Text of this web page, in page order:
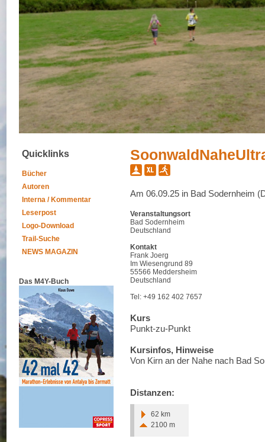
Quicklinks
Bücher
Autoren
Interna / Kommentar
Leserpost
Logo-Download
Trail-Suche
NEWS MAGAZIN
Das M4Y-Buch
Am 06.09.25 in Bad Sodernheim
Veranstaltungsort
Bad Sodernheim
Deutschland
Kontakt
Frank Joerg
Im Wiesengrund 89
55566 Meddersheim
Deutschland
Tel: +49 162 402 7657
Kurs
Punkt-zu-Punkt
Kursinfos, Hinweise
Von Kirn an der Nahe nach Bad
Distanzen:
62 km
2100 m